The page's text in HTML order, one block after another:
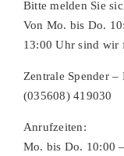
Bitte melden Sie
Von Mo. bis Do.
13:00 Uhr sind wir
Zentrale Spender
(035608) 419030
Anrufzeiten:
Mo. bis Do. 10:00